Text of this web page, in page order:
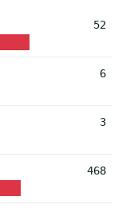
52
6
3
468